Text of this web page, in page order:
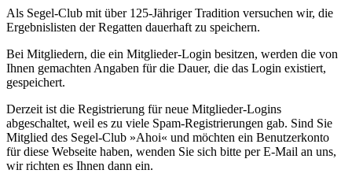
Als Segel-Club mit über 125-Jähriger Tradition versuchen wir, die
Ergebnislisten der Regatten dauerhaft zu speichern.
Bei Mitgliedern, die ein Mitglieder-Login besitzen, werden die von
Ihnen gemachten Angaben für die Dauer, die das Login existiert,
gespeichert.
Derzeit ist die Registrierung für neue Mitglieder-Logins
abgeschaltet, weil es zu viele Spam-Registrierungen gab. Sind Sie
Mitglied des Segel-Club »Ahoi« und möchten ein Benutzerkonto
für diese Webseite haben, wenden Sie sich bitte per E-Mail an uns,
wir richten es Ihnen dann ein.